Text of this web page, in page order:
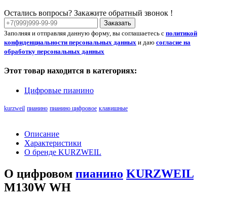
Остались вопросы? Закажите обратный звонок !
Заказать
Заполняя и отправляя данную форму, вы соглашаетесь с политикой
конфиденциальности персональных данных и даю согласие на
обработку персональных данных
Этот товар находится в категориях:
Цифровые пианино
kurzweil пианино пианино цифровое клавишные
Описание
Характеристики
О бренде KURZWEIL
О цифровом пианино KURZWEIL
M130W WH